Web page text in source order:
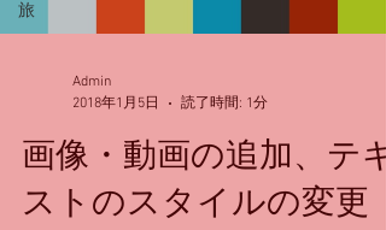
旅
Admin
2018年1月5日
読了時間: 1分
画像・動画の追加、テキ
ストのスタイルの変更